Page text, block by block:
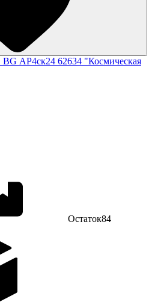
АР4ск24 62634 "Космическая
Остаток84